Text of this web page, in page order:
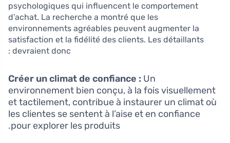
psychologiques qui influencent le comportement
d’achat. La recherche a montré que les
environnements agréables peuvent augmenter la
satisfaction et la fidélité des clients. Les détaillants
devraient donc :
Créer un climat de confiance : Un
environnement bien conçu, à la fois visuellement
et tactilement, contribue à instaurer un climat où
les clientes se sentent à l’aise et en confiance
pour explorer les produits.